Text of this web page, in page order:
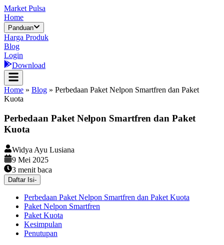
Market Pulsa
Home
Panduan
Harga Produk
Blog
Login
Download
Home » Blog » Perbedaan Paket Nelpon Smartfren dan Paket
Kuota
Perbedaan Paket Nelpon Smartfren dan Paket
Kuota
Widya Ayu Lusiana
9 Mei 2025
3 menit baca
Daftar Isi-
Perbedaan Paket Nelpon Smartfren dan Paket Kuota
Paket Nelpon Smartfren
Paket Kuota
Kesimpulan
Penutupan